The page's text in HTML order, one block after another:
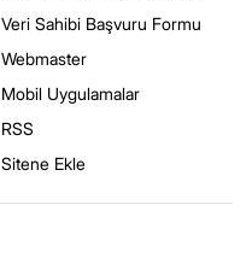
Veri Sahibi Başvuru Formu
Webmaster
Mobil Uygulamalar
RSS
Sitene Ekle